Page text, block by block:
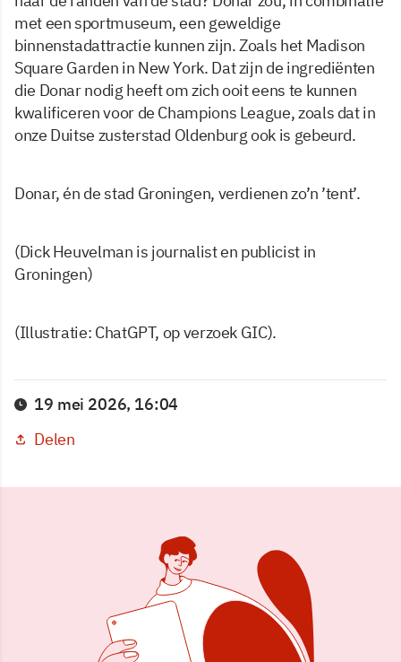
met een sportmuseum, een geweldige
binnenstadattractie kunnen zijn. Zoals het Madison
Square Garden in New York. Dat zijn de ingrediënten
die Donar nodig heeft om zich ooit eens te kunnen
kwalificeren voor de Champions League, zoals dat in
onze Duitse zusterstad Oldenburg ook is gebeurd.
Donar, én de stad Groningen, verdienen zo’n ’tent’.
(Dick Heuvelman is journalist en publicist in
Groningen)
(Illustratie: ChatGPT, op verzoek GIC).
19 mei 2026, 16:04
Delen